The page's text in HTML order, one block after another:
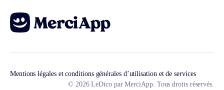
Mentions légales et conditions générales d’utilisation et de services
© 2026 LeDico par MerciApp. Tous droits réservés.